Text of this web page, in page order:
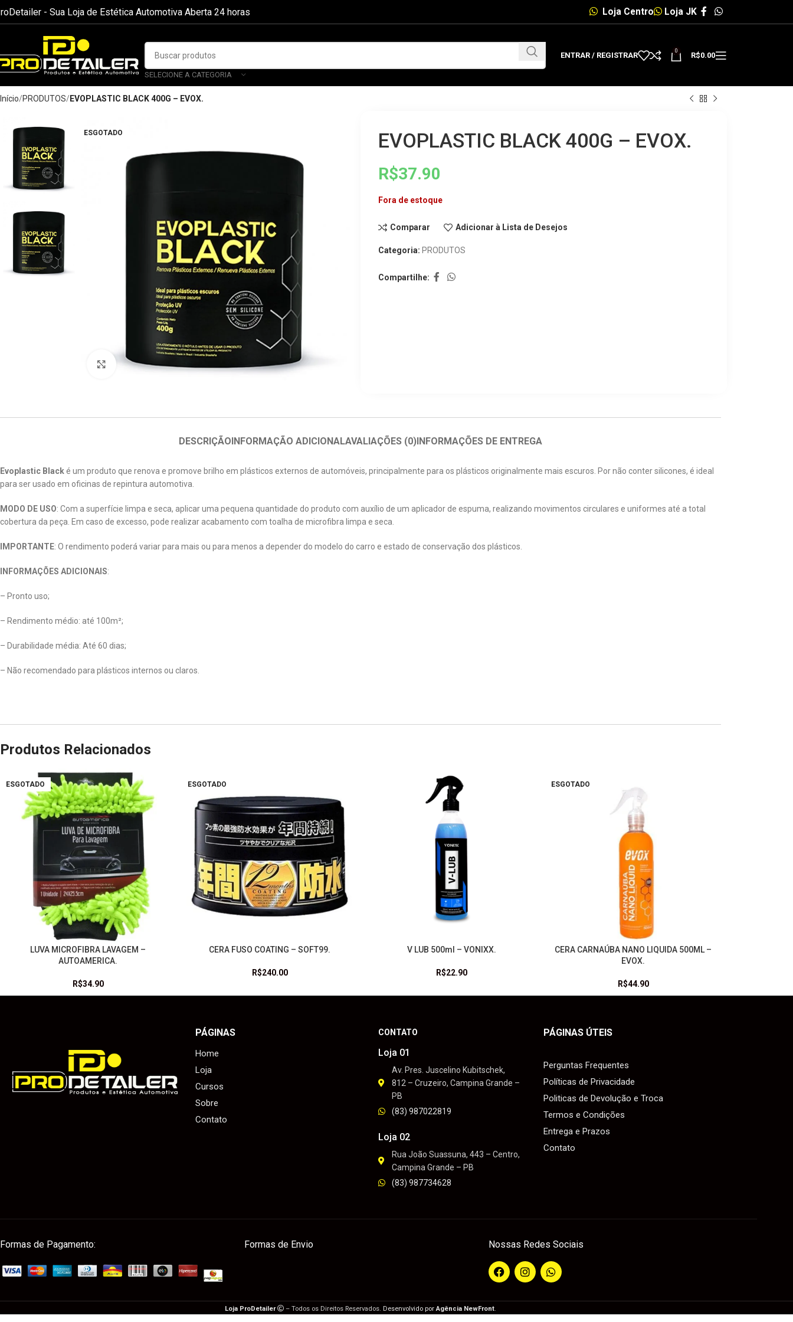
- Sua Loja de Estética Automotiva Aberta 24 horas Loja Centro Loja JK
SELECIONE A CATEGORIA
ENTRAR / REGISTRAR
0
R$0.00
Início PRODUTOS EVOPLASTIC BLACK 400G – EVOX.
ESGOTADO
Clique para ampliar
EVOPLASTIC BLACK 400G – EVOX.
R$37.90
Fora de estoque
Comparar Adicionar à Lista de Desejos
Categoria: PRODUTOS
Compartilhe:
DESCRIÇÃOINFORMAÇÃO ADICIONALAVALIAÇÕES (0)INFORMAÇÕES DE ENTREGA
Evoplastic Blacké um produto que renova e promove brilho em plásticos externos de automóveis, principalmente para os plásticos originalmente mais escuros. Por não conter silicones, é ideal
para ser usado em oficinas de repintura automotiva.
MODO DE USO: Com a superfície limpa e seca, aplicar uma pequena quantidade do produto com auxílio de um aplicador de espuma, realizando movimentos circulares e uniformes até a total
cobertura da peça. Em caso de excesso, pode realizar acabamento com toalha de microfibra limpa e seca.
IMPORTANTE: O rendimento poderá variar para mais ou para menos a depender do modelo do carro e estado de conservação dos plásticos.
INFORMAÇÕES ADICIONAIS:
– Pronto uso;
– Rendimento médio: até 100m²;
– Durabilidade média: Até 60 dias;
– Não recomendado para plásticos internos ou claros.
Produtos Relacionados
ESGOTADO
LEIA MAISLUVA MICROFIBRA LAVAGEM –
AUTOAMERICA.
R$34.90
ESGOTADO
LEIA MAISCERA FUSO COATING – SOFT99.
R$240.00
ADICIONAR AO CARRINHO
V LUB 500ml – VONIXX.
R$22.90
ESGOTADO
LEIA MAIS
CERA CARNAÚBA NANO LIQUIDA 500ML –
EVOX.
R$44.90
PÁGINAS
Home
Loja
Cursos
Sobre
Contato
CONTATO
Loja 01
Av. Pres. Juscelino Kubitschek,
812 – Cruzeiro, Campina Grande –
PB
(83) 987022819
Loja 02
Rua João Suassuna, 443 – Centro,
Campina Grande – PB
(83) 987734628
PÁGINAS ÚTEIS
Perguntas Frequentes
Políticas de Privacidade
Politicas de Devolução e Troca
Termos e Condições
Entrega e Prazos
Contato
Formas de Pagamento: Formas de Envio Nossas Redes Sociais
Loja ProDetailer – Todos os Direitos Reservados. Desenvolvido porAgência NewFront.